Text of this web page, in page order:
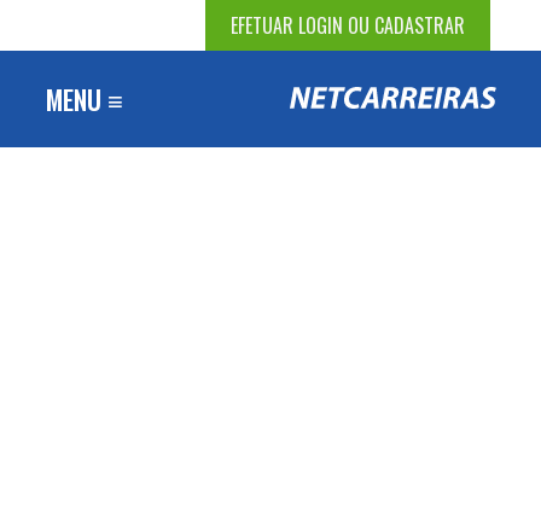
EFETUAR LOGIN OU CADASTRAR
MENU ≡